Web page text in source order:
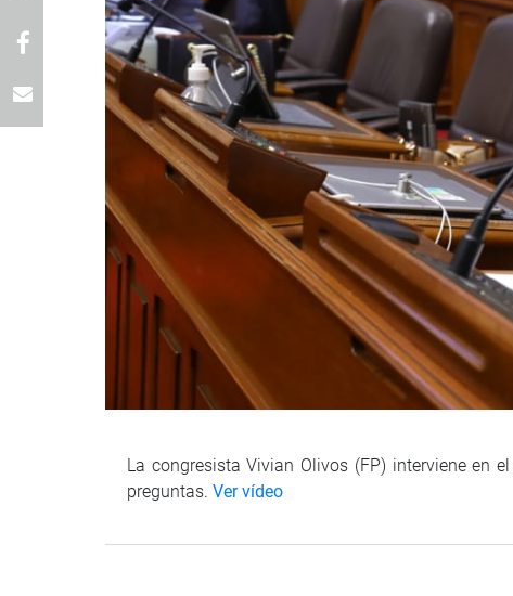
La congresista Vivian Olivos (FP) interviene en
preguntas. Ver vídeo